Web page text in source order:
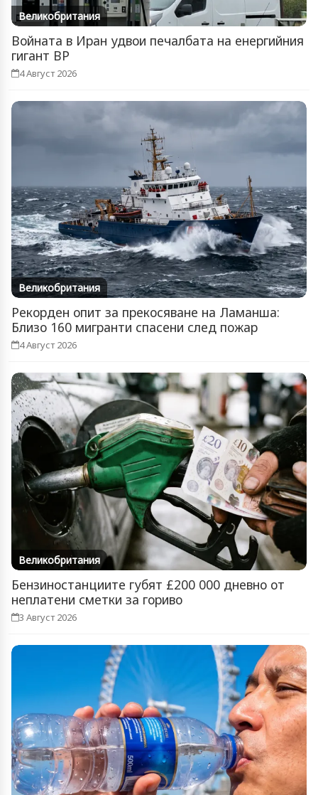
Великобритания
Войната в Иран удвои печалбата на енергийния
гигант BP
4 Август 2026
Великобритания
Рекорден опит за прекосяване на Ламанша:
Близо 160 мигранти спасени след пожар
4 Август 2026
Великобритания
Бензиностанциите губят £200 000 дневно от
неплатени сметки за гориво
3 Август 2026